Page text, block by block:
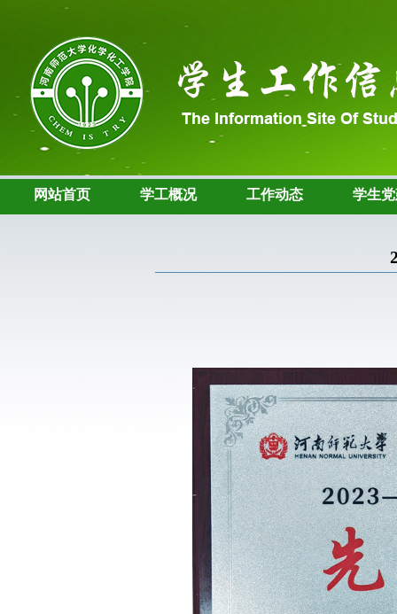
网站首页 学工概况 工作动态 学生